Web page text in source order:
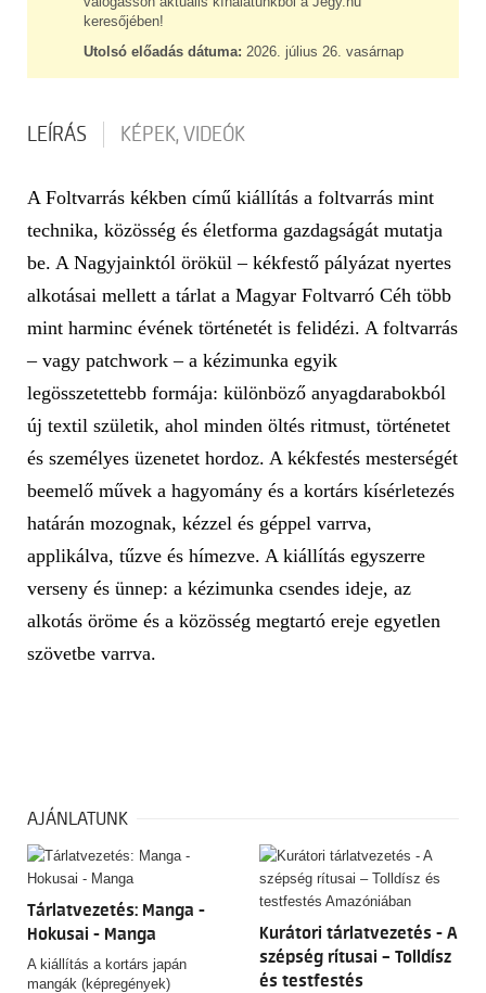
keresőjében!
Utolsó előadás dátuma: 2026. július 26. vasárnap
LEÍRÁS KÉPEK, VIDEÓK
A Foltvarrás kékben című kiállítás a foltvarrás mint
technika, közösség és életforma gazdagságát mutatja
be. A Nagyjainktól örökül – kékfestő pályázat nyertes
alkotásai mellett a tárlat a Magyar Foltvarró Céh több
mint harminc évének történetét is felidézi. A foltvarrás
– vagy patchwork – a kézimunka egyik
legösszetettebb formája: különböző anyagdarabokból
új textil születik, ahol minden öltés ritmust, történetet
és személyes üzenetet hordoz. A kékfestés mesterségét
beemelő művek a hagyomány és a kortárs kísérletezés
határán mozognak, kézzel és géppel varrva,
applikálva, tűzve és hímezve. A kiállítás egyszerre
verseny és ünnep: a kézimunka csendes ideje, az
alkotás öröme és a közösség megtartó ereje egyetlen
szövetbe varrva.
AJÁNLATUNK
Tárlatvezetés: Manga -
Hokusai - Manga
A kiállítás a kortárs japán
mangák (képregények)
Kurátori tárlatvezetés - A
szépség rítusai – Tolldísz
és testfestés